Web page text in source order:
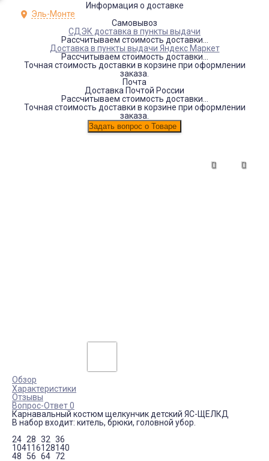
Информация о доставке
Эль-Монте
Самовывоз
СДЭК доставка в пункты выдачи
Рассчитываем стоимость доставки...
Доставка в пункты выдачи Яндекс Маркет
Рассчитываем стоимость доставки...
Точная стоимость доставки в корзине при оформлении
заказа.
Почта
Доставка Почтой России
Рассчитываем стоимость доставки...
Точная стоимость доставки в корзине при оформлении
заказа.
Обзор
Характеристики
Отзывы
Вопрос-Ответ 0
Карнавальный костюм щелкунчик детский ЯС-ЩЕЛКД
В набор входит: китель, брюки, головной убор.
24 28 32 36
104116128140
48
56 64 72